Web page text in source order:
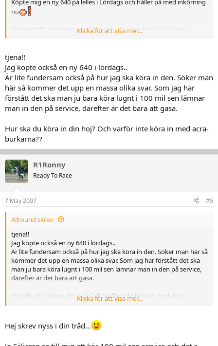
nu
Har beställt acra pipor samt krashpuckar och lite lull-lull som
kommer bli monterat vid 100 mila servicen, O jag längtar som FAN
Hur har ni andra ktm ägare gjort med den fula flärpen där bak?? ska
fixa det nu i veckan o det blir väl att sätta skylten i hjulhuset men e
lite skraj för vad poliserna kommer säja
/Ronny
Klicka för att visa mer...
tjena!!
Jag köpte också en ny 640 i lördags..
Är lite fundersam också på hur jag ska köra in den. Söker man
här så kommer det upp en massa olika svar. Som jag har
förstått det ska man ju bara köra lugnt i 100 mil sen lämnar
man in den på service, därefter är det bara att gasa.
Hur ska du köra in din hoj? Och varför inte köra in med acra-
burkarna??
R1Ronny
Ready To Race
7 May 2007 #5
Allround skrev:
tjena!!
Jag köpte också en ny 640 i lördags..
Är lite fundersam också på hur jag ska köra in den. Söker man här så
kommer det upp en massa olika svar. Som jag har förstått det ska
man ju bara köra lugnt i 100 mil sen lämnar man in den på service,
därefter är det bara att gasa.
Hur ska du köra in din hoj? Och varför inte köra in med acra-
Klicka för att visa mer...
Hej skrev nyss i din tråd...